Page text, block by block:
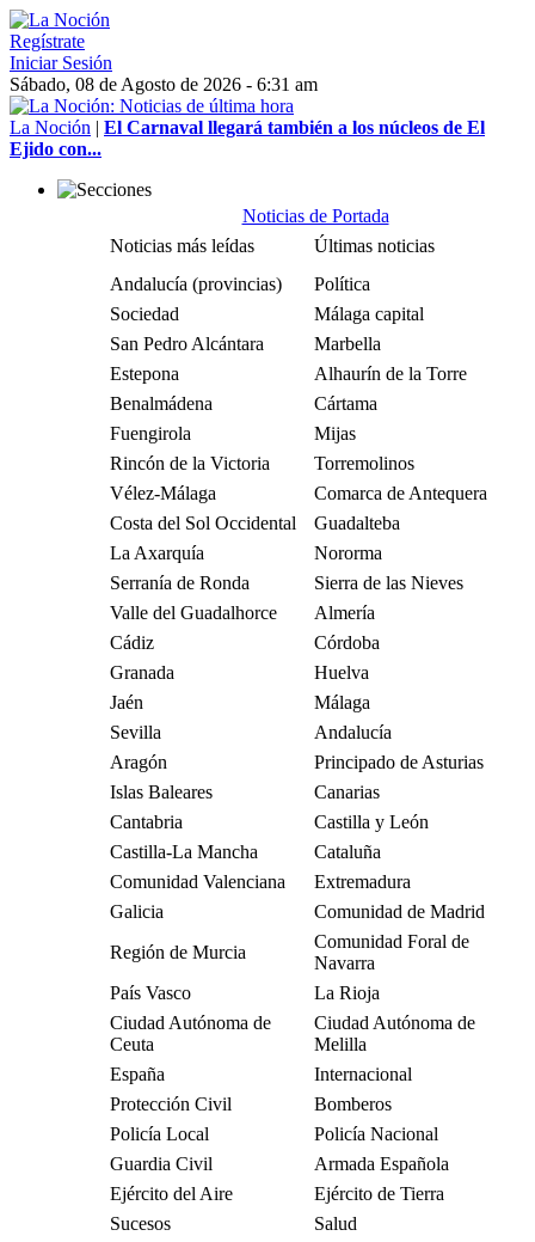
Regístrate
Iniciar Sesión
Sábado, 08 de Agosto de 2026 - 6:31 am
La Noción | El Carnaval llegará también a los núcleos de El
Ejido con...
Noticias de Portada
Noticias más leídas
Últimas noticias
Andalucía (provincias)
Política
Sociedad
Málaga capital
San Pedro Alcántara
Marbella
Estepona
Alhaurín de la Torre
Benalmádena
Cártama
Fuengirola
Mijas
Rincón de la Victoria
Torremolinos
Vélez-Málaga
Comarca de Antequera
Costa del Sol Occidental
Guadalteba
La Axarquía
Nororma
Serranía de Ronda
Sierra de las Nieves
Valle del Guadalhorce
Almería
Cádiz
Córdoba
Granada
Huelva
Jaén
Málaga
Sevilla
Andalucía
Aragón
Principado de Asturias
Islas Baleares
Canarias
Cantabria
Castilla y León
Castilla-La Mancha
Cataluña
Comunidad Valenciana
Extremadura
Galicia
Comunidad de Madrid
Región de Murcia
Comunidad Foral de
Navarra
País Vasco
La Rioja
Ciudad Autónoma de
Ceuta
Ciudad Autónoma de
Melilla
España
Internacional
Protección Civil
Bomberos
Policía Local
Policía Nacional
Guardia Civil
Armada Española
Ejército del Aire
Ejército de Tierra
Sucesos
Salud